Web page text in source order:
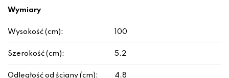
Wymiary
Wysokość (cm): 100
Szerokość (cm): 5.2
Odległość od ściany (cm): 4.8